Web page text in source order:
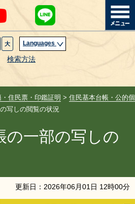
大 Languages
検索方法
・住民票・印鑑証明 > 住民基本台帳・公的個
写しの閲覧の状況
の一部の写しの
更新日： 2026年06月01 日 12時00分